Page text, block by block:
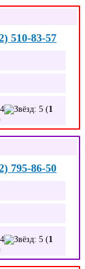
510-83-57
(1
795-86-50
(1